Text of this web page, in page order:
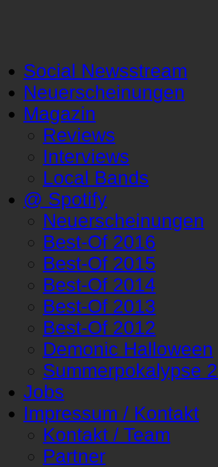
Social Newsstream
Neuerscheinungen
Magazin
Reviews
Interviews
Local Bands
@ Spotify
Neuerscheinungen
Best-Of 2016
Best-Of 2015
Best-Of 2014
Best-Of 2013
Best-Of 2012
Demonic Halloween
Summerpokalypse
Jobs
Impressum / Kontakt
Kontakt / Team
Partner